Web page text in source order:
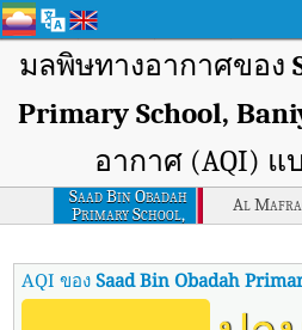
มลพิษทางอากาศของ
Primary School,
อากาศ (AQI) แ
Saad Bin Obadah
Primary School,
Baniyas
Al
AQI ของSaad Bin Obadah